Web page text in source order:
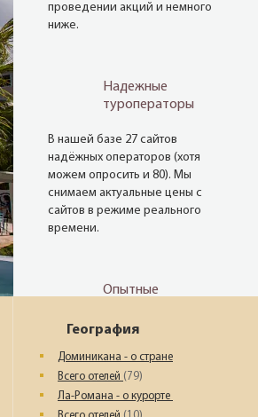
проведении акций и немного
ниже.
Надежные
туроператоры
В нашей базе 27 сайтов
надёжных операторов (хотя
можем опросить и 80). Мы
снимаем актуальные цены с
сайтов в режиме реального
времени.
Опытные
видели сами». Наши
менеджеры проводят
регулярные инспекции отелей,
посещают семинары и
География
Доминикана - о стране
Всего отелей (79)
Ла-Романа - о курорте